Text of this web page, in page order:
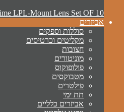
LPL-Mount Lens Set OF 10
אביזרים
סוללות וספקים
מקליטים וכרטיסים
חצובות
מוניטורים
פולופוקוס
מטבוקסים
פילטרים
תת ימי
אביזרים כלליים